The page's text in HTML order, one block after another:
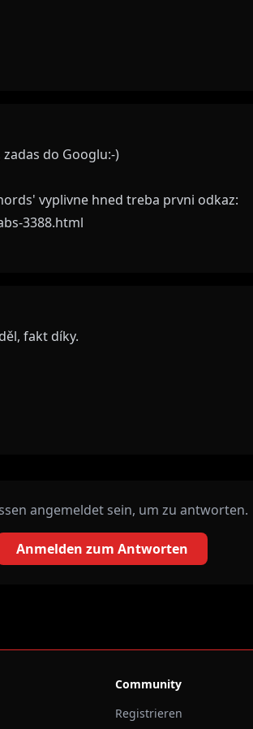
do Googlu:-)
vyplivne hned treba prvni odkaz:
3388.html
fakt díky.
angemeldet sein, um zu antworten.
Anmelden zum Antworten
Community
Registrieren